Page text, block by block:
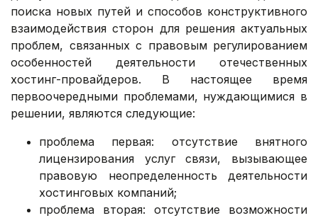
поиска новых путей и способов конструктивного
взаимодействия сторон для решения актуальных
проблем, связанных с правовым регулированием
особенностей деятельности отечественных
хостинг-провайдеров. В настоящее время
первоочередными проблемами, нуждающимися в
решении, являются следующие:
проблема первая: отсутствие внятного
лицензирования услуг связи, вызывающее
правовую неопределенность деятельности
хостинговых компаний;
проблема вторая: отсутствие возможности